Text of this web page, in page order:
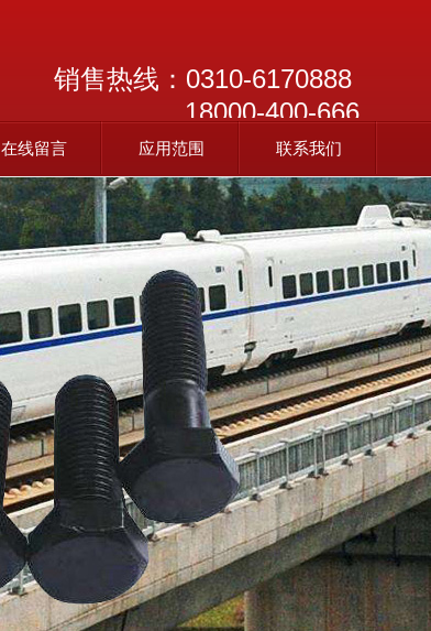
在线留言 应用范围 联系我们
销售热线： 0310-6170888
18000-400-666